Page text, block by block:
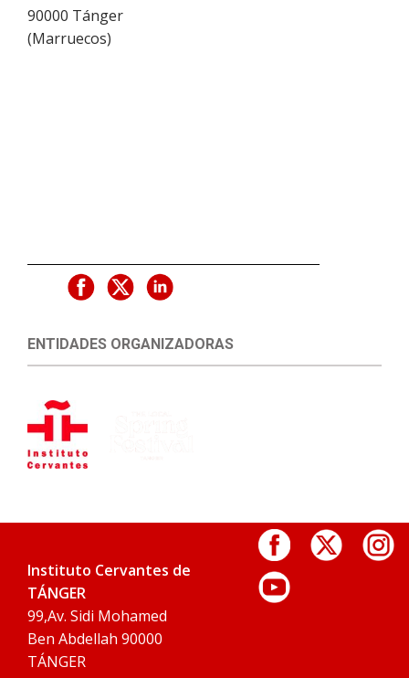
90000 Tánger
(Marruecos)
ENTIDADES ORGANIZADORAS
Instituto Cervantes de
TÁNGER
99,Av. Sidi Mohamed
Ben Abdellah 90000
TÁNGER